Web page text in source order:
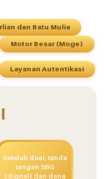
dan Batu Mulia
Motor Besar (Moge)
Layanan Autentikasi
Setelah deal, tanda
tangan SBG
(digital) dan dana